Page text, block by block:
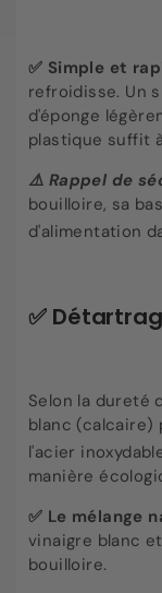
✅ Simple et
refroidisse. Un
d'éponge
plastique suffit
⚠️ Rappel de
bouilloire, sa
d'alimentation
✅
Selon la dureté
blanc (calcaire)
l'acier
manière
✅ Le mélange
vinaigre blanc
bouilloire.